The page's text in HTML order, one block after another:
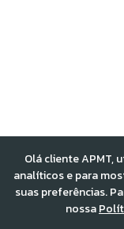
Olá cliente APMT,
analíticos e para
suas preferências.
nossa